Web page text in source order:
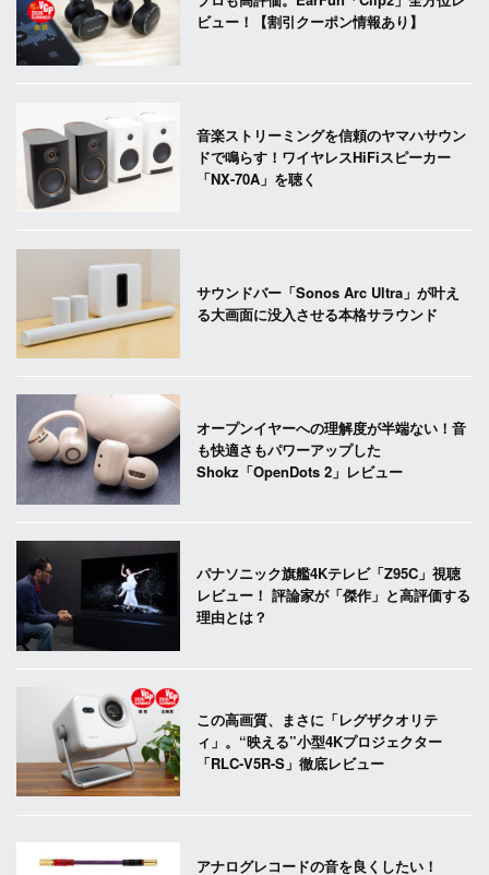
ビュー！【割引クーポン情報あり】
音楽ストリーミングを信頼のヤマハサウン
ドで鳴らす！ワイヤレスHiFiスピーカー
「NX-70A」を聴く
サウンドバー「Sonos Arc Ultra」が叶え
る大画面に没入させる本格サラウンド
オープンイヤーへの理解度が半端ない！音
も快適さもパワーアップした
Shokz「OpenDots 2」レビュー
パナソニック旗艦4Kテレビ「Z95C」視聴
レビュー！ 評論家が「傑作」と高評価する
理由とは？
この高画質、まさに「レグザクオリテ
ィ」。“映える”小型4Kプロジェクター
「RLC-V5R-S」徹底レビュー
アナログレコードの音を良くしたい！